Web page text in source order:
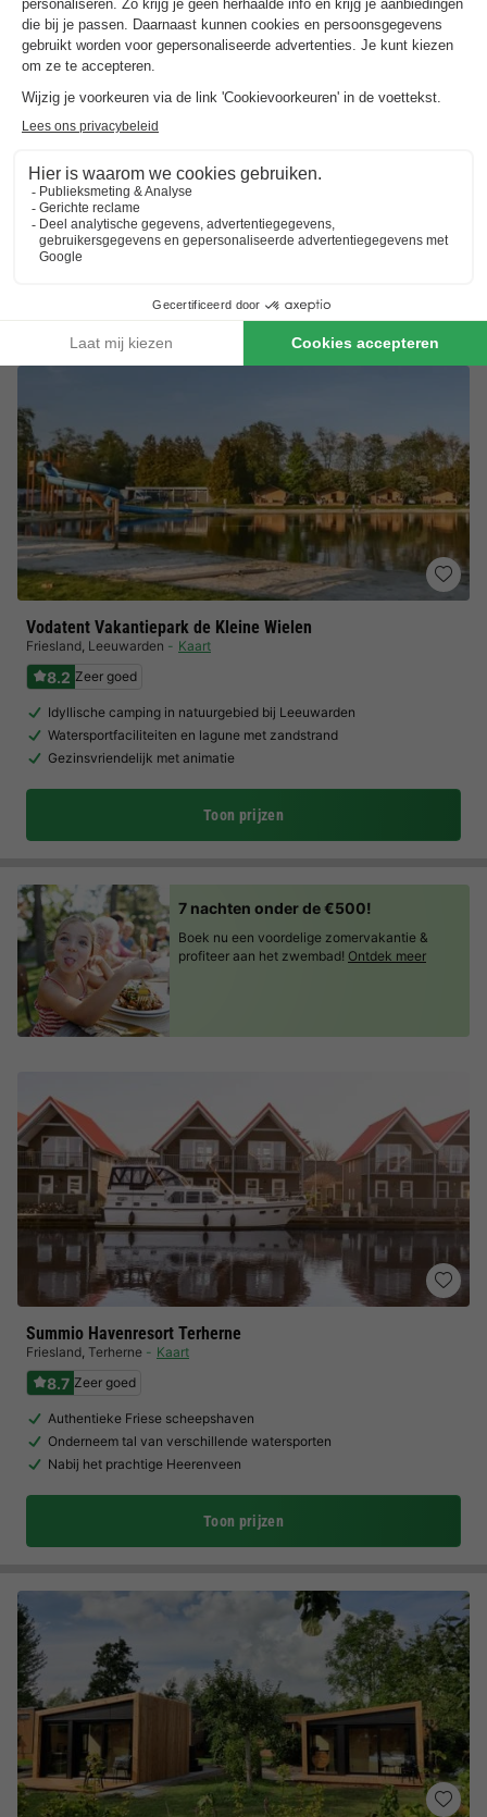
Waterdorp Burdaard
Friesland,Burdaard
Direct aan het water
Moderne vakantiehuisjes
Dagje Waddeneilanden Ameland en Schiermonnikoog
Vodatent Vakantiepark de Kleine Wielen
Friesland, Leeuwarden Kaart
8.2 Zeer goed
Idyllische camping in natuurgebied bij Leeuwarden
Watersportfaciliteiten en lagune met zandstrand
Gezinsvriendelijk met animatie
Toon prijzen
Summio Havenresort Terherne
Friesland, Terherne Kaart
8.7 Zeer goed
Authentieke Friese scheepshaven
Onderneem tal van verschillende watersporten
Nabij het prachtige Heerenveen
Toon prijzen
7 nachten onder de €500!
Boek nu een voordelige zomervakantie &
profiteer aan het zwembad! Ontdek meer